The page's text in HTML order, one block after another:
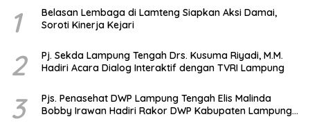
1
Belasan Lembaga di Lamteng Siapkan Aksi Damai,
Soroti Kinerja Kejari
2
Pj. Sekda Lampung Tengah Drs. Kusuma Riyadi, M.M.
Hadiri Acara Dialog Interaktif dengan TVRI Lampung
3
Pjs. Penasehat DWP Lampung Tengah Elis Malinda
Bobby Irawan Hadiri Rakor DWP Kabupaten Lampung